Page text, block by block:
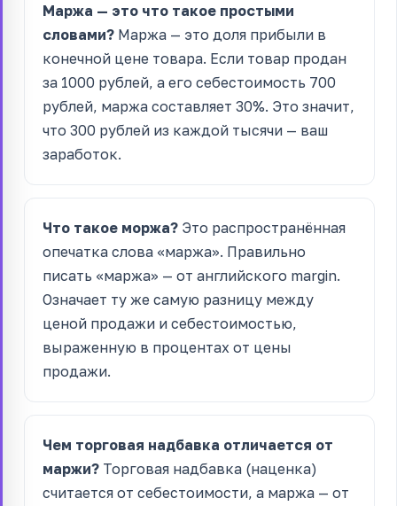
Маржа — это что такое простыми
словами? Маржа — это доля прибыли в
конечной цене товара. Если товар продан
за 1000 рублей, а его себестоимость 700
рублей, маржа составляет 30%. Это значит,
что 300 рублей из каждой тысячи — ваш
заработок.
Что такое моржа? Это распространённая
опечатка слова «маржа». Правильно
писать «маржа» — от английского margin.
Означает ту же самую разницу между
ценой продажи и себестоимостью,
выраженную в процентах от цены
продажи.
Чем торговая надбавка отличается от
маржи? Торговая надбавка (наценка)
считается от себестоимости, а маржа — от